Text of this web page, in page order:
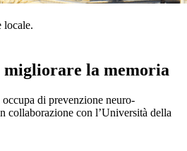
locale.
migliorare la memoria
di prevenzione neuro-
collaborazione con l’Università della